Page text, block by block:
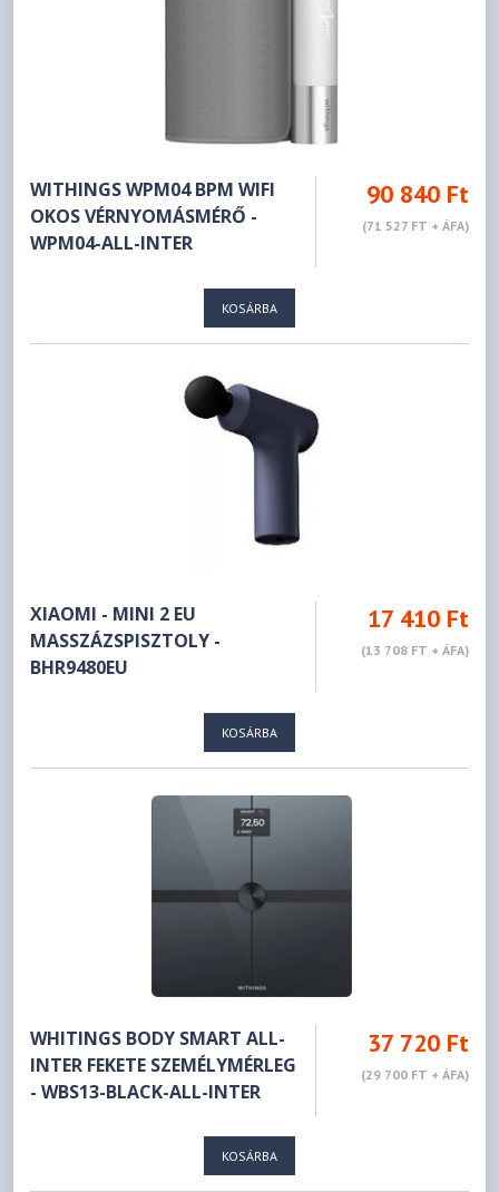
WITHINGS WPM04 BPM WIFI
OKOS VÉRNYOMÁSMÉRŐ -
WPM04-ALL-INTER
90 840 Ft
(71 527 FT + ÁFA)
KOSÁRBA
XIAOMI - MINI 2 EU
MASSZÁZSPISZTOLY -
BHR9480EU
17 410 Ft
(13 708 FT + ÁFA)
KOSÁRBA
WHITINGS BODY SMART ALL-
INTER FEKETE SZEMÉLYMÉRLEG
- WBS13-BLACK-ALL-INTER
37 720 Ft
(29 700 FT + ÁFA)
KOSÁRBA